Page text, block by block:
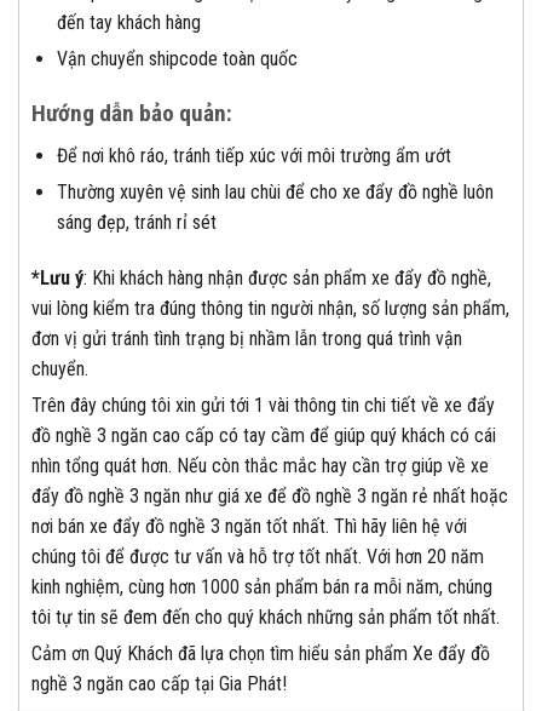
đến tay khách hàng
Vận chuyển shipcode toàn quốc
Hướng dẫn bảo quản:
Để nơi khô ráo, tránh tiếp xúc với môi trường ẩm ướt
Thường xuyên vệ sinh lau chùi để cho xe đẩy đồ nghề luôn
sáng đẹp, tránh rỉ sét
*Lưu ý: Khi khách hàng nhận được sản phẩm xe đẩy đồ nghề,
vui lòng kiểm tra đúng thông tin người nhận, số lượng sản phẩm,
đơn vị gửi tránh tình trạng bị nhầm lẫn trong quá trình vận
chuyển.
Trên đây chúng tôi xin gửi tới 1 vài thông tin chi tiết về xe đẩy
đồ nghề 3 ngăn cao cấp có tay cầm để giúp quý khách có cái
nhìn tổng quát hơn. Nếu còn thắc mắc hay cần trợ giúp về xe
đẩy đồ nghề 3 ngăn như giá xe để đồ nghề 3 ngăn rẻ nhất hoặc
nơi bán xe đẩy đồ nghề 3 ngăn tốt nhất. Thì hãy liên hệ với
chúng tôi để được tư vấn và hỗ trợ tốt nhất. Với hơn 20 năm
kinh nghiệm, cùng hơn 1000 sản phẩm bán ra mỗi năm, chúng
tôi tự tin sẽ đem đến cho quý khách những sản phẩm tốt nhất.
Cảm ơn Quý Khách đã lựa chọn tìm hiểu sản phẩm Xe đẩy đồ
nghề 3 ngăn cao cấp tại Gia Phát!